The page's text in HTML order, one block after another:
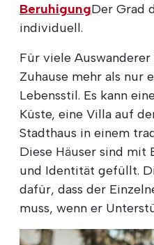
BeruhigungDer Grad
individuell.
Für viele
Zuhause mehr als nur
Lebensstil. Es kann
Küste, eine Villa auf
Stadthaus in einem
Diese Häuser sind mit
und Identität gefüllt.
dafür, dass der
muss, wenn er